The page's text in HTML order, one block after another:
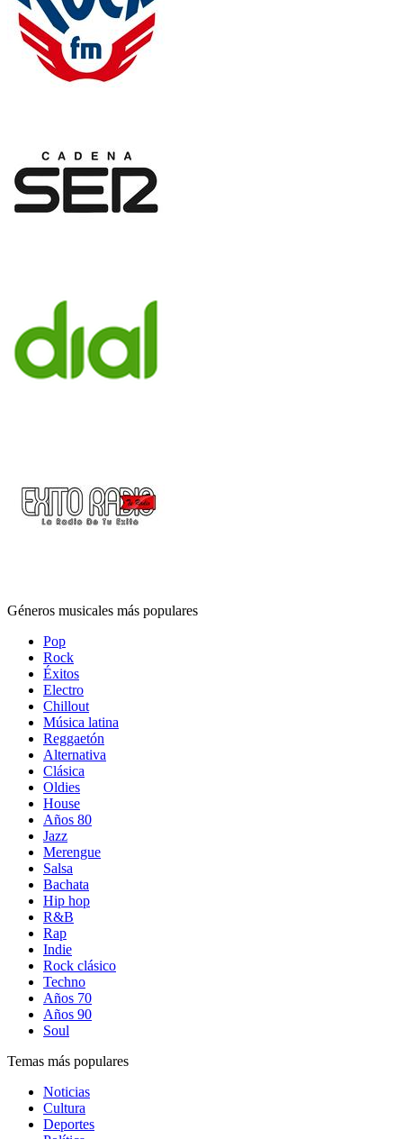
Géneros musicales más populares
Pop
Rock
Éxitos
Electro
Chillout
Música latina
Reggaetón
Alternativa
Clásica
Oldies
House
Años 80
Jazz
Merengue
Salsa
Bachata
Hip hop
R&B
Rap
Indie
Rock clásico
Techno
Años 70
Años 90
Soul
Temas más populares
Noticias
Cultura
Deportes